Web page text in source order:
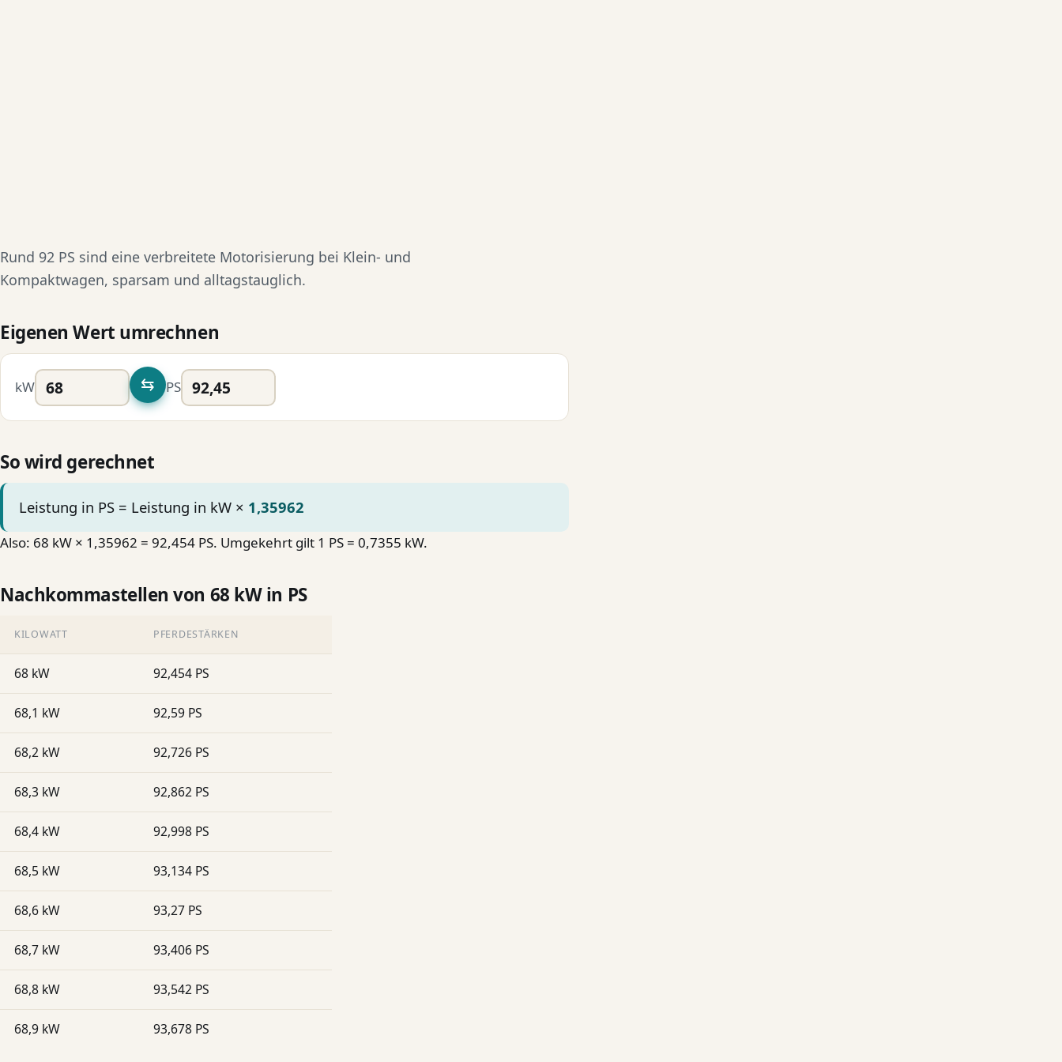
Rund 92 PS sind eine verbreitete Motorisierung bei Klein- und
Kompaktwagen, sparsam und alltagstauglich.
Eigenen Wert umrechnen
kW ⇆ PS
So wird gerechnet
Leistung in PS = Leistung in kW × 1,35962
Also: 68 kW × 1,35962 = 92,454 PS. Umgekehrt gilt 1 PS = 0,7355 kW.
Nachkommastellen von 68 kW in PS
KILOWATT PFERDESTÄRKEN
68 kW 92,454 PS
68,1 kW 92,59 PS
68,2 kW 92,726 PS
68,3 kW 92,862 PS
68,4 kW 92,998 PS
68,5 kW 93,134 PS
68,6 kW 93,27 PS
68,7 kW 93,406 PS
68,8 kW 93,542 PS
68,9 kW 93,678 PS